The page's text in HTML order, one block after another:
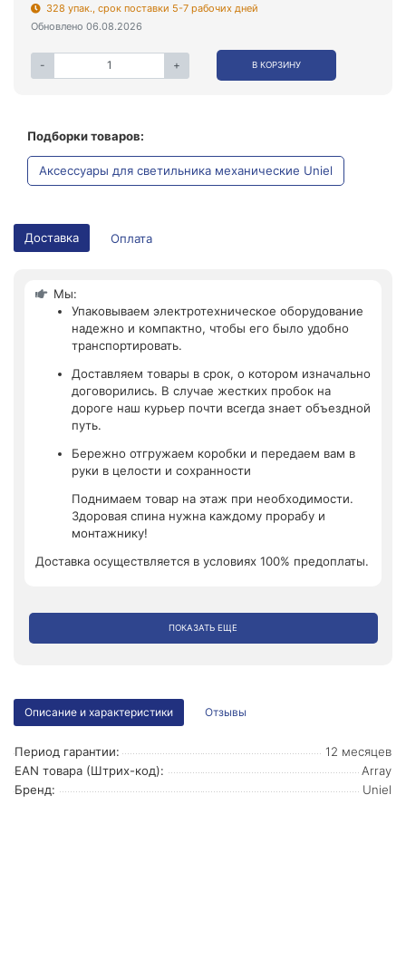
328 упак., срок поставки 5-7 рабочих дней
Обновлено 06.08.2026
- + В КОРЗИНУ
Подборки товаров:
Аксессуары для светильника механические Uniel
Доставка Оплата
Мы:
Упаковываем электротехническое оборудование
надежно и компактно, чтобы его было удобно
транспортировать.
Доставляем товары в срок, о котором изначально
договорились. В случае жестких пробок на
дороге наш курьер почти всегда знает объездной
путь.
Бережно отгружаем коробки и передаем вам в
руки в целости и сохранности
Поднимаем товар на этаж при необходимости.
Здоровая спина нужна каждому прорабу и
монтажнику!
Доставка осуществляется в условиях 100% предоплаты.
ПОКАЗАТЬ ЕЩЕ
Описание и характеристики Отзывы
Период гарантии:
12 месяцев
EAN товара (Штрих-код):
Array
Бренд:
Uniel